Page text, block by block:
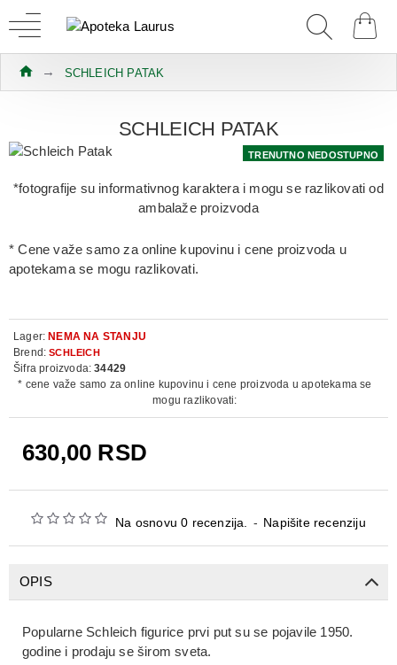
SCHLEICH PATAK
SCHLEICH PATAK
TRENUTNO NEDOSTUPNO
*fotografije su informativnog karaktera i mogu se razlikovati od
ambalaže proizvoda
* Cene važe samo za online kupovinu i cene proizvoda u
apotekama se mogu razlikovati.
Na osnovu 0 recenzija. - Napišite recenziju
630,00 RSD
Lager: NEMA NA STANJU
Brend: SCHLEICH
Šifra proizvoda: 34429
* cene važe samo za online kupovinu i cene proizvoda u apotekama se
mogu razlikovati:
OPIS
Popularne Schleich figurice prvi put su se pojavile 1950.
godine i prodaju se širom sveta.